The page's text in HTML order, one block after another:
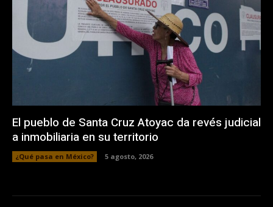
El pueblo de Santa Cruz Atoyac da revés judicial
a inmobiliaria en su territorio
¿Qué pasa en México? 5 agosto, 2026